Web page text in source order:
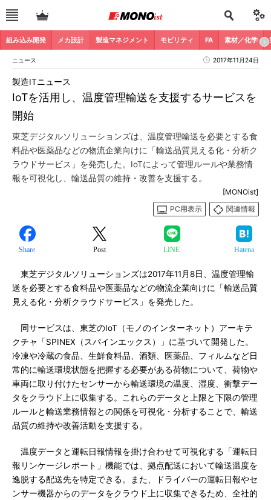
組み込み開発 メカ設計 製造マネジメント モビリティ FA 素材／化学
ニュース 2017年11月24日
IoTを活用し、温度管理輸送を支援するサービスを
開始
製造ITニュース
東芝デジタルソリューションズは、温度管理輸送を必要とする食
料品や医薬品などの物流企業向けに「輸送品質見える化・分析ク
ラウドサービス」を発売した。IoTによって管理ルールや業務情
報を可視化し、輸送品質の維持・改善を支援する。
[MONOist]
PC用表示
関連情報
Share Post LINE Hatena
東芝デジタルソリューションズは2017年11月8日、温度管理輸
送を必要とする食料品や医薬品などの物流企業向けに「輸送品質
見える化・分析クラウドサービス」を発売した。
同サービスは、東芝のIoT（モノのインターネット）アーキテ
クチャ「SPINEX（スパインエックス）」に基づいて開発した。
冷凍や冷蔵の食品、生鮮食料品、酒類、医薬品、フィルムなど日
常的に輸送環境状態を把握する必要がある荷物について、荷物や
車両に取り付けたセンサーから輸送環境の温度、湿度、衝撃デー
タをクラウド上に収集する。これらのデータと上限と下限の管理
ルールと輸送業務情報との関係を可視化・分析することで、輸送
品質の維持や改善活動を支援する。
温度データと運転日報情報を掛け合わせて可視化する「運転日
報リンケージレポート」機能では、拠点配送において輸送温度を
逸脱する配送先を特定できる。また、ドライバーの運転日報やセ
ンサー機器からのデータをクラウド上に収集できるため、全社的